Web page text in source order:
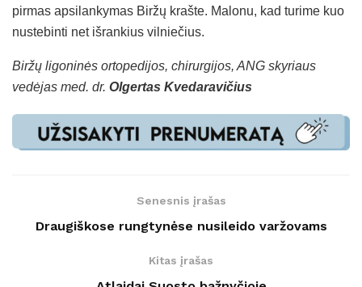
pirmas apsilankymas Biržų krašte. Malonu, kad turime kuo
nustebinti net išrankius vilniečius.
Biržų ligoninės ortopedijos, chirurgijos, ANG skyriaus
vedėjas med. dr. Olgertas Kvedaravičius
Senesnis įrašas
Draugiškose rungtynėse nusileido varžovams
Kitas įrašas